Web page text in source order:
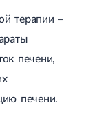
терапии –
печени,
печени.